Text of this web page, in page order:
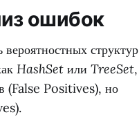
ошибок
структур
HashSet или TreeSet,
(False Positives), но